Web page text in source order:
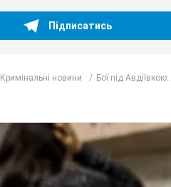
Підписатись
Кримінальні новини Бої під Авдіївкою:...